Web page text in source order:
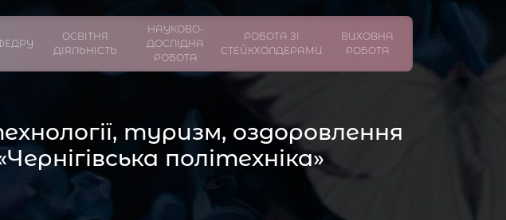
ОСВІТНЯ
ДІЯЛЬНІСТЬ
НАУКОВО-
ДОСЛІДНА
РОБОТА
РОБОТА ЗІ
СТЕЙКХОЛДЕРАМИ
ВИХОВНА
РОБОТА
туризм, оздоровлення
політехніка»